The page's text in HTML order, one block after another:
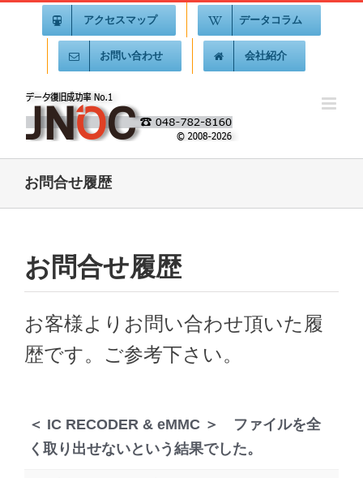
アクセスマップ データコラム
お問い合わせ 会社紹介
お問合せ履歴
お問合せ履歴
お客様よりお問い合わせ頂いた履
歴です。ご参考下さい。
＜ IC RECODER & eMMC ＞ ファイルを全
く取り出せないという結果でした。